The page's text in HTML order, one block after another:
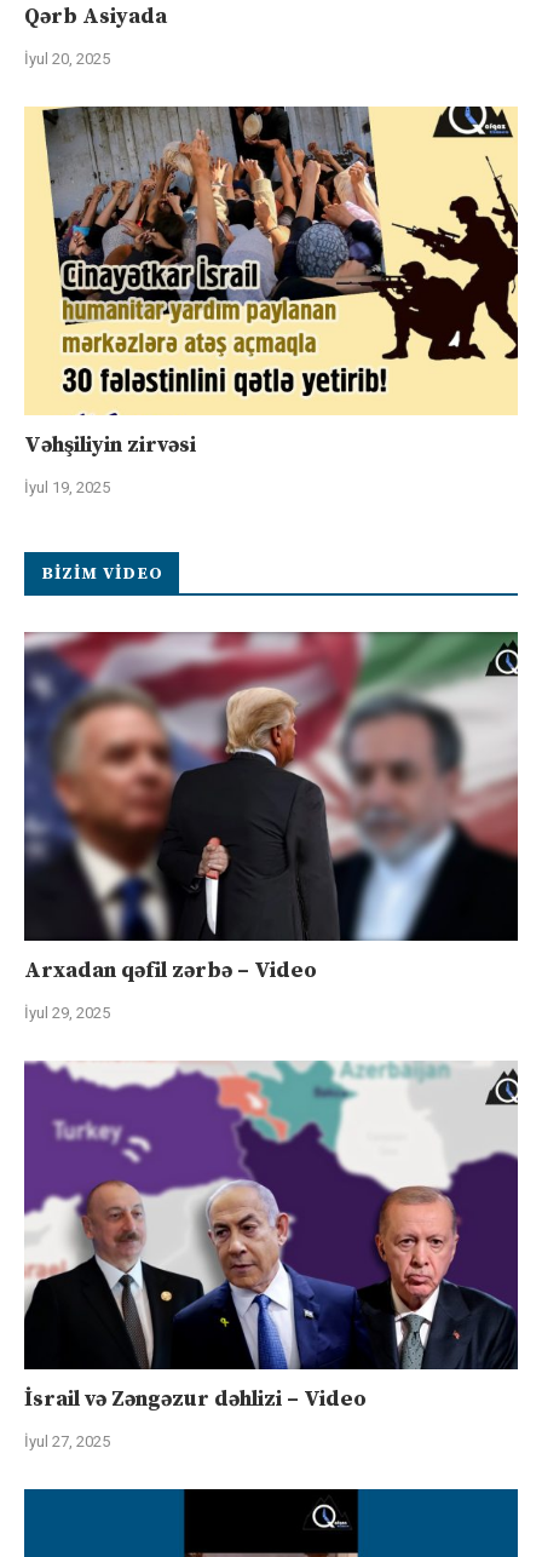
Qərb Asiyada
İyul 20, 2025
Vəhşiliyin zirvəsi
İyul 19, 2025
BIZIM VIDEO
Arxadan qəfil zərbə – Video
İyul 29, 2025
İsrail və Zəngəzur dəhlizi – Video
İyul 27, 2025